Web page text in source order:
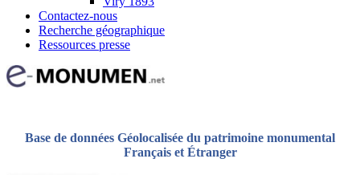
Contactez-nous
Recherche géographique
Ressources presse
Base de données Géolocalisée du patrimoine monumental
Français et Étranger